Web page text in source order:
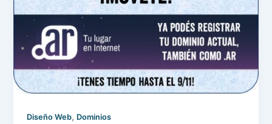
Diseño Web, Dominios